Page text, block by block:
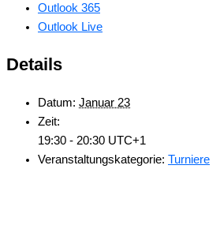
Outlook 365
Outlook Live
Details
Datum: Januar 23
Zeit:
19:30 - 20:30 UTC+1
Veranstaltungskategorie: Turniere